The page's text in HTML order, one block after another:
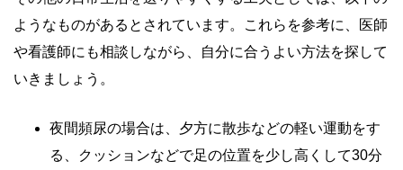
ようなものがあるとされています。これらを参考に、医師
や看護師にも相談しながら、自分に合うよい方法を探して
いきましょう。
夜間頻尿の場合は、夕方に散歩などの軽い運動をす
る、クッションなどで足の位置を少し高くして30分